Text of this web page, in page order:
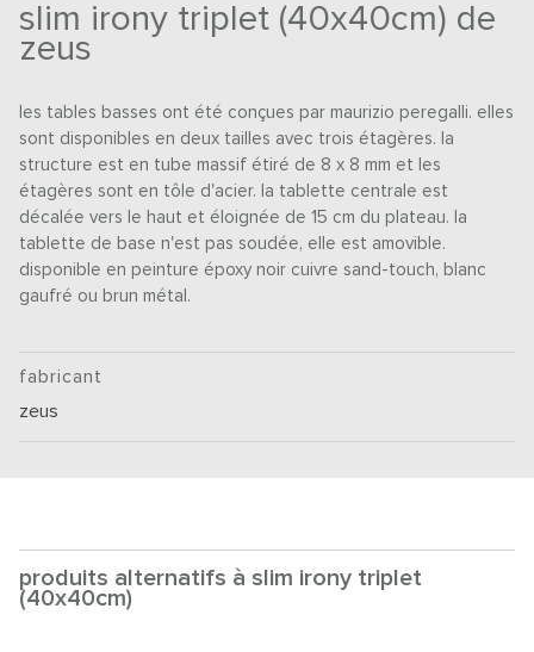
slim irony triplet (40x40cm) de
zeus
les tables basses ont été conçues par maurizio peregalli. elles
sont disponibles en deux tailles avec trois étagères. la
structure est en tube massif étiré de 8 x 8 mm et les
étagères sont en tôle d'acier. la tablette centrale est
décalée vers le haut et éloignée de 15 cm du plateau. la
tablette de base n'est pas soudée, elle est amovible.
disponible en peinture époxy noir cuivre sand-touch, blanc
gaufré ou brun métal.
fabricant
zeus
produits alternatifs à slim irony triplet
(40x40cm)